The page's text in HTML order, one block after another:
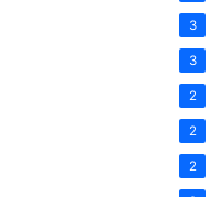
3
3
2
2
2